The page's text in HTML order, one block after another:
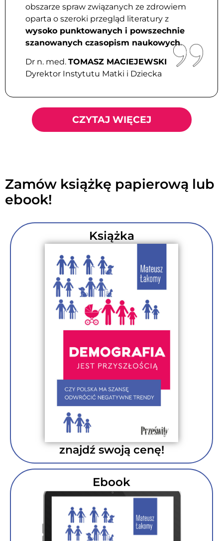
obszarze spraw związanych ze zdrowiem
oparta o szeroki przegląd literatury z
wysoko punktowanych i powszechnie
szanowanych czasopism naukowych.
Dr n. med. TOMASZ MACIEJEWSKI
Dyrektor Instytutu Matki i Dziecka
CZYTAJ WIĘCEJ
Zamów książkę papierową lub
ebook!
Książka
znajdź swoją cenę!
Ebook